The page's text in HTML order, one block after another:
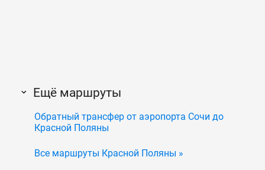
Ещё маршруты
Обратный трансфер от аэропорта Сочи до
Красной Поляны
Все маршруты Красной Поляны »